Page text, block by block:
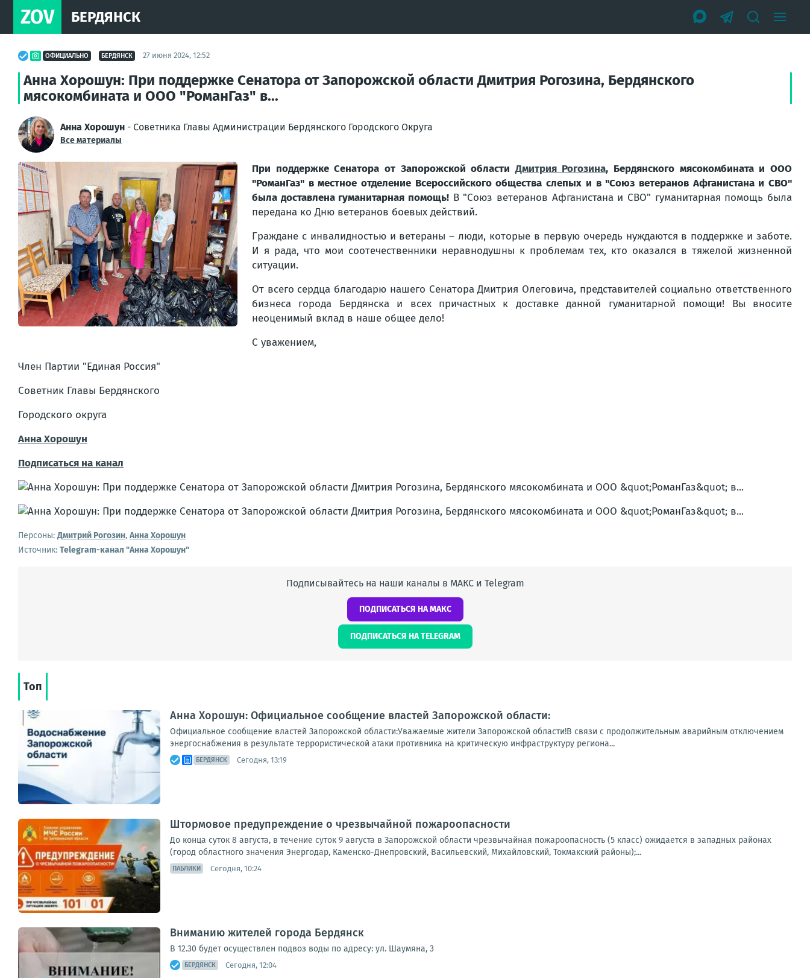
ZOV БЕРДЯНСК
ОФИЦИАЛЬНО БЕРДЯНСК 27 июня 2024, 12:52
Анна Хорошун: При поддержке Сенатора от Запорожской области Дмитрия Рогозина, Бердянского
мясокомбината и ООО "РоманГаз" в...
Анна Хорошун - Советника Главы Администрации Бердянского Городского Округа
Все материалы
При поддержке Сенатора от Запорожской областиДмитрия Рогозина, Бердянского мясокомбината и ООО
"РоманГаз" в местное отделение Всероссийского общества слепых и в "Союз ветеранов Афганистана и СВО"
была доставлена гуманитарная помощь! В "Союз ветеранов Афганистана и СВО" гуманитарная помощь была
передана ко Дню ветеранов боевых действий.
Граждане с инвалидностью и ветераны – люди, которые в первую очередь нуждаются в поддержке и заботе.
И я рада, что мои соотечественники неравнодушны к проблемам тех, кто оказался в тяжелой жизненной
ситуации.
От всего сердца благодарю нашего Сенатора Дмитрия Олеговича, представителей социально ответственного
бизнеса города Бердянска и всех причастных к доставке данной гуманитарной помощи! Вы вносите
неоценимый вклад в наше общее дело!
С уважением,
Член Партии "Единая Россия"
Советник Главы Бердянского
Городского округа
Анна Хорошун
Подписаться на канал
Персоны: Дмитрий Рогозин, Анна Хорошун
Источник: Telegram-канал "Анна Хорошун"
Подписывайтесь на наши каналы в МАКС и Telegram
ПОДПИСАТЬСЯ НА МАКС
ПОДПИСАТЬСЯ НА TELEGRAM
Топ
Анна Хорошун: Официальное сообщение властей Запорожской области:
Официальное сообщение властей Запорожской области:Уважаемые жители Запорожской области!В связи с продолжительным аварийным отключением
энергоснабжения в результате террористической атаки противника на критическую инфраструктуру региона...
БЕРДЯНСК Сегодня, 13:19
Штормовое предупреждение о чрезвычайной пожароопасности
До конца суток 8 августа, в течение суток 9 августа в Запорожской области чрезвычайная пожароопасность (5 класс) ожидается в западных районах
(город областного значения Энергодар, Каменско-Днепровский, Васильевский, Михайловский, Токмакский районы);...
ПАБЛИКИ Сегодня, 10:24
Вниманию жителей города Бердянск
В 12.30 будет осуществлен подвоз воды по адресу: ул. Шаумяна, 3
БЕРДЯНСК Сегодня, 12:04